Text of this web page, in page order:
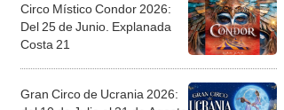
Circo Místico Condor 2026:
Del 25 de Junio. Explanada
Costa 21
Gran Circo de Ucrania 2026: